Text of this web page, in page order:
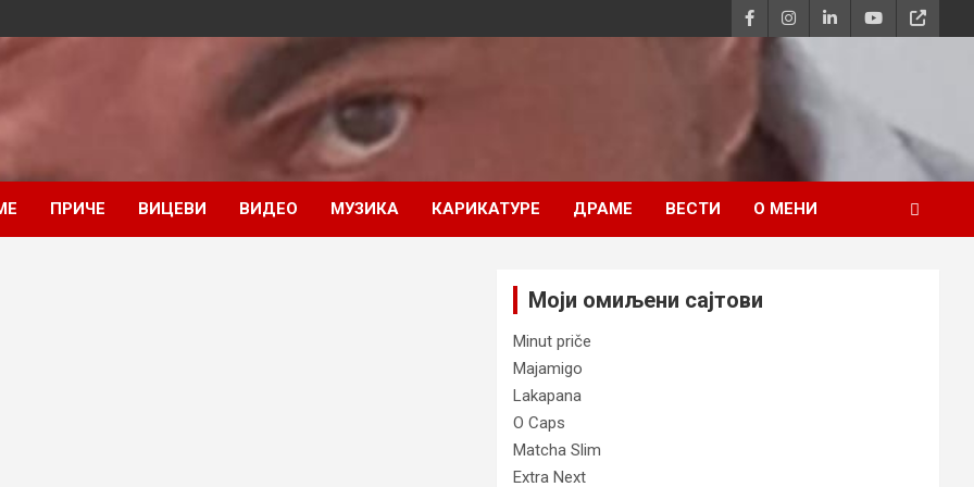
ПРИЧЕ ВИЦЕВИ ВИДЕО МУЗИКА КАРИКАТУРЕ ДРАМЕ ВЕСТИ О МЕНИ
Моји омиљени сајтови
Minut priče
Majamigo
Lakapana
O Caps
Matcha Slim
Extra Next